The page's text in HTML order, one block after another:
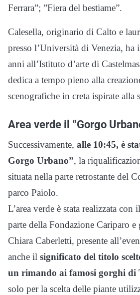
Ferrara”; ”Fiera del bestiame”.
Calesella, originario di Calto e
presso l’Università di Venezia, ha
anni all’Istituto d’arte di
dedica a tempo pieno alla
scenografiche in creta ispirate alla
Area verde il “Gorgo
Successivamente, alle 10:45, è
Gorgo Urbano”, la
situata nella parte retrostante del
parco Paiolo.
L’area verde è stata realizzata
parte della Fondazione Cariparo e
Chiara Caberletti, presente
anche il significato del titolo
un rimando ai famosi gorghi di
solo per la scelta delle piante